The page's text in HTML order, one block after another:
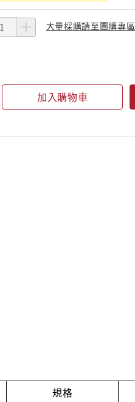
大量採購請至團購專區
加入購物車
規格